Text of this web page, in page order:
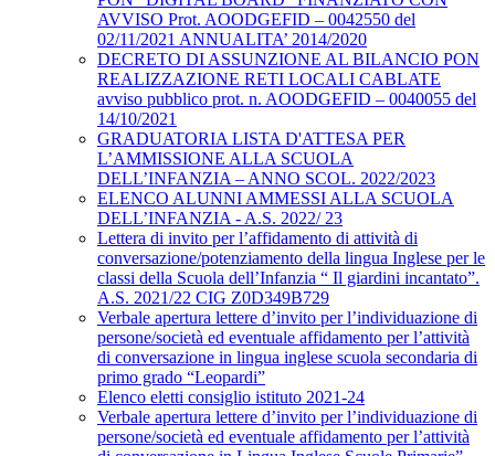
AVVISO Prot. AOODGEFID – 0042550 del
02/11/2021 ANNUALITA’ 2014/2020
DECRETO DI ASSUNZIONE AL BILANCIO PON
REALIZZAZIONE RETI LOCALI CABLATE
avviso pubblico prot. n. AOODGEFID – 0040055 del
14/10/2021
GRADUATORIA LISTA D'ATTESA PER
L’AMMISSIONE ALLA SCUOLA
DELL’INFANZIA – ANNO SCOL. 2022/2023
ELENCO ALUNNI AMMESSI ALLA SCUOLA
DELL’INFANZIA - A.S. 2022/ 23
Lettera di invito per l’affidamento di attività di
conversazione/potenziamento della lingua Inglese per le
classi della Scuola dell’Infanzia “ Il giardini incantato”.
A.S. 2021/22 CIG Z0D349B729
Verbale apertura lettere d’invito per l’individuazione di
persone/società ed eventuale affidamento per l’attività
di conversazione in lingua inglese scuola secondaria di
primo grado “Leopardi”
Elenco eletti consiglio istituto 2021-24
Verbale apertura lettere d’invito per l’individuazione di
persone/società ed eventuale affidamento per l’attività